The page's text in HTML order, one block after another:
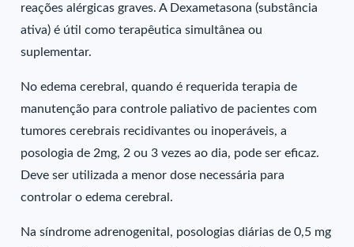
reações alérgicas graves. A Dexametasona (substância
ativa) é útil como terapêutica simultânea ou
suplementar.
No edema cerebral, quando é requerida terapia de
manutenção para controle paliativo de pacientes com
tumores cerebrais recidivantes ou inoperáveis, a
posologia de 2mg, 2 ou 3 vezes ao dia, pode ser eficaz.
Deve ser utilizada a menor dose necessária para
controlar o edema cerebral.
Na síndrome adrenogenital, posologias diárias de 0,5 mg